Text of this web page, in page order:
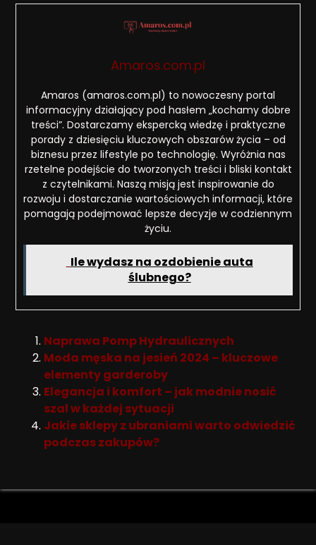
Amaros.com.pl
Amaros (amaros.com.pl) to nowoczesny portal
informacyjny działający pod hasłem „kochamy dobre
treści”. Dostarczamy ekspercką wiedzę i praktyczne
porady z dziesięciu kluczowych obszarów życia – od
biznesu przez lifestyle po technologię. Wyróżnia nas
rzetelne podejście do tworzonych treści i bliski kontakt
z czytelnikami. Naszą misją jest inspirowanie do
rozwoju i dostarczanie wartościowych informacji, które
pomagają podejmować lepsze decyzje w codziennym
życiu.
Ile wydasz na ozdobienie auta
ślubnego?
Naprawa Pomp Hydraulicznych
Moda męska na jesień 2024 – kluczowe
elementy garderoby
Elegancja i komfort – jak modnie nosić
szal w każdej sytuacji
Jakie sklepy z ubraniami warto odwiedzić
podczas zakupów?